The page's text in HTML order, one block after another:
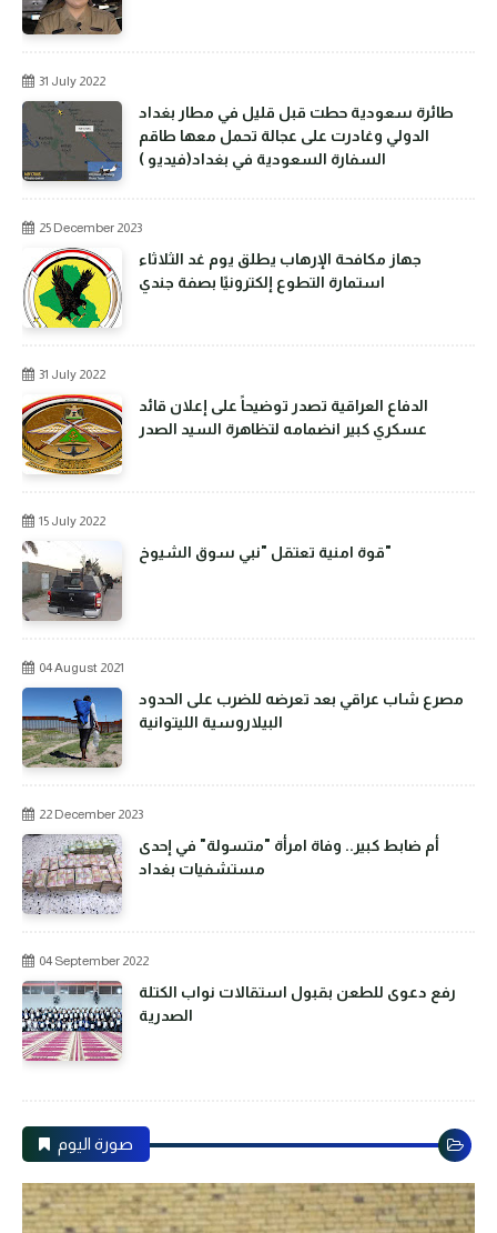
31 July 2022
طائرة سعودية حطت قبل قليل في مطار بغداد
الدولي وغادرت على عجالة تحمل معها طاقم
السفارة السعودية في بغداد(فيديو )
25 December 2023
جهاز مكافحة الإرهاب يطلق يوم غد الثلاثاء
استمارة التطوع إلكترونيًا بصفة جندي
31 July 2022
الدفاع العراقية تصدر توضيحاً على إعلان قائد
عسكري كبير انضمامه لتظاهرة السيد الصدر
15 July 2022
قوة امنية تعتقل "نبي سوق الشيوخ"
04 August 2021
مصرع شاب عراقي بعد تعرضه للضرب على الحدود
البيلاروسية الليتوانية
22 December 2023
أم ضابط كبير.. وفاة امرأة "متسولة" في إحدى
مستشفيات بغداد
04 September 2022
رفع دعوى للطعن بقبول استقالات نواب الكتلة
الصدرية
صورة اليوم